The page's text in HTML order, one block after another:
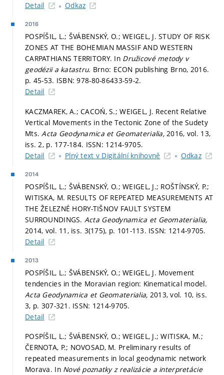
Detail
Odkaz
2016
POSPÍŠIL, L.; ŠVÁBENSKÝ, O.; WEIGEL, J. STUDY OF RISK
ZONES AT THE BOHEMIAN MASSIF AND WESTERN
CARPATHIANS TERRITORY. In Družicové metody v
geodézii a katastru. Brno: ECON publishing Brno, 2016.
p. 45-53. ISBN: 978-80-86433-59-2.
Detail
KACZMAREK, A.; CACOŃ, S.; WEIGEL, J. Recent Relative
Vertical Movements in the Tectonic Zone of the Sudety
Mts.Acta Geodynamica et Geomaterialia,2016, vol. 13,
iss. 2, p. 177-184. ISSN: 1214-9705.
Detail
Plný text v Digitální knihovně Odkaz
2014
POSPÍŠIL, L.; ŠVÁBENSKÝ, O.; WEIGEL, J.; ROŠTÍNSKÝ, P.;
WITISKA, M. RESULTS OF REPEATED MEASUREMENTS AT
THE ŽELEZNÉ HORY-TIŠNOV FAULT SYSTEM
SURROUNDINGS. Acta Geodynamica et Geomaterialia,
2014, vol. 11, iss. 3(175), p. 101-113. ISSN: 1214-9705.
Detail
2013
POSPÍŠIL, L.; ŠVÁBENSKÝ, O.; WEIGEL, J. Movement
tendencies in the Moravian region: Kinematical model.
Acta Geodynamica et Geomaterialia, 2013, vol. 10, iss.
3, p. 307-321. ISSN: 1214-9705.
Detail
POSPÍŠIL, L.; ŠVÁBENSKÝ, O.; WEIGEL, J.; WITISKA, M.;
ČERNOTA, P.; NOVOSAD, M. Preliminary results of
repeated measurements in local geodynamic network
Morava. In Nové poznatky z realizácie a interpretácie